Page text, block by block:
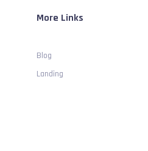
More Links
Blog
Landing